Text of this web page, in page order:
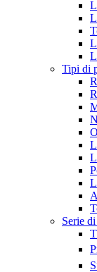
Tipi di
Serie